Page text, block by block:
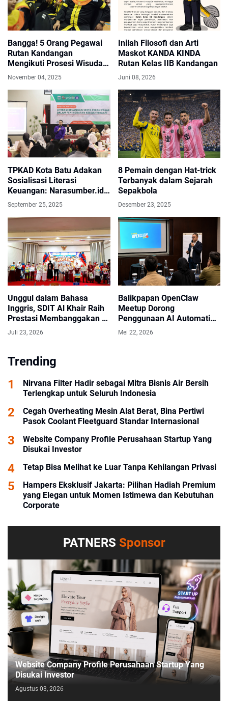
Bangga! 5 Orang Pegawai
Rutan Kandangan
Mengikuti Prosesi Wisuda
Universitas Terbuka
November 04, 2025
Inilah Filosofi dan Arti
Maskot KANDA KINDA
Rutan Kelas IIB Kandangan
Juni 08, 2026
TPKAD Kota Batu Adakan
Sosialisasi Literasi
Keuangan: Narasumber.id
Bahas SAK EP Buat
September 25, 2025
8 Pemain dengan Hat-trick
Terbanyak dalam Sejarah
Sepakbola
Desember 23, 2025
Unggul dalam Bahasa
Inggris, SDIT Al Khair Raih
Prestasi Membanggakan di
Cambridge Competition
2026 HST
Juli 23, 2026
Balikpapan OpenClaw
Meetup Dorong
Penggunaan AI Automation
untuk Bisnis dan Industri
Mei 22, 2026
Trending
Nirvana Filter Hadir sebagai Mitra Bisnis Air Bersih
Terlengkap untuk Seluruh Indonesia
Cegah Overheating Mesin Alat Berat, Bina Pertiwi
Pasok Coolant Fleetguard Standar Internasional
Website Company Profile Perusahaan Startup Yang
Disukai Investor
Tetap Bisa Melihat ke Luar Tanpa Kehilangan Privasi
Hampers Eksklusif Jakarta: Pilihan Hadiah Premium
yang Elegan untuk Momen Istimewa dan Kebutuhan
Corporate
PATNERS Sponsor
Website Company Profile Perusahaan Startup Yang
Disukai Investor
Agustus 03, 2026